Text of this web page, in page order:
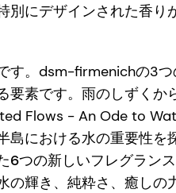
別にデザインされた香り
す。dsm-firmenichの3
要素です。雨のしずく
Flows - An Ode to
島における水の重要性を
6つの新しいフレグラン
の輝き、純粋さ、癒しの